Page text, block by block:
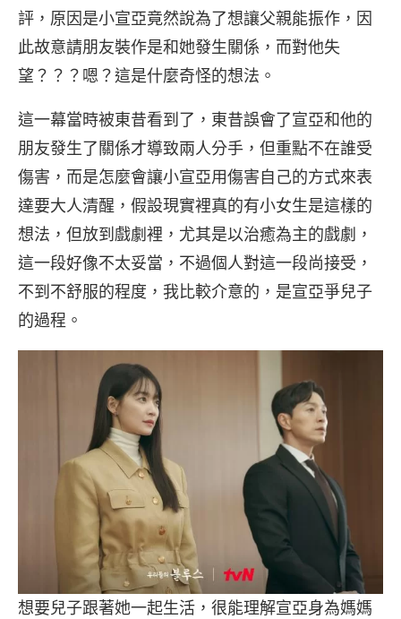
評，原因是小宣亞竟然說為了想讓父親能振作，因
此故意請朋友裝作是和她發生關係，而對他失
望？？？嗯？這是什麼奇怪的想法。
這一幕當時被東昔看到了，東昔誤會了宣亞和他的
朋友發生了關係才導致兩人分手，但重點不在誰受
傷害，而是怎麼會讓小宣亞用傷害自己的方式來表
達要大人清醒，假設現實裡真的有小女生是這樣的
想法，但放到戲劇裡，尤其是以治癒為主的戲劇，
這一段好像不太妥當，不過個人對這一段尚接受，
不到不舒服的程度，我比較介意的，是宣亞爭兒子
的過程。
想要兒子跟著她一起生活，很能理解宣亞身為媽媽